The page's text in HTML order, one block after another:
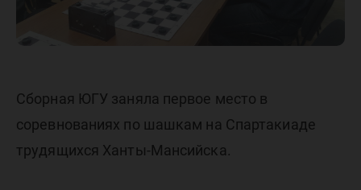
Сборная ЮГУ заняла первое место в
соревнованиях по шашкам на Спартакиаде
трудящихся Ханты-Мансийска.